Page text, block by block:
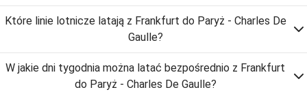
Które linie lotnicze latają z Frankfurt do Paryż - Charles De
Gaulle?
W jakie dni tygodnia można latać bezpośrednio z Frankfurt
do Paryż - Charles De Gaulle?